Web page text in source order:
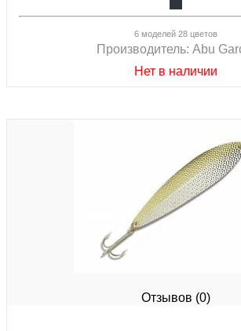
6 моделей 28 цветов
Производитель: Abu
Нет в наличии
Отзывов (0)